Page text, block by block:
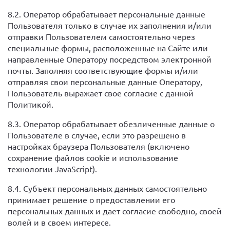
8.2. Оператор обрабатывает персональные данные
Пользователя только в случае их заполнения и/или
отправки Пользователем самостоятельно через
специальные формы, расположенные на Сайте или
направленные Оператору посредством электронной
почты. Заполняя соответствующие формы и/или
отправляя свои персональные данные Оператору,
Пользователь выражает свое согласие с данной
Политикой.
8.3. Оператор обрабатывает обезличенные данные о
Пользователе в случае, если это разрешено в
настройках браузера Пользователя (включено
сохранение файлов cookie и использование
технологии JavaScript).
8.4. Субъект персональных данных самостоятельно
принимает решение о предоставлении его
персональных данных и дает согласие свободно, своей
волей и в своем интересе.